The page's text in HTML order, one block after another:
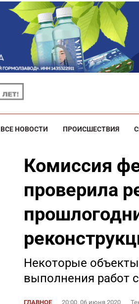
ВСЕ НОВОСТИ ПРОИСШЕСТВИЯ
Комиссия
проверила
Некоторые
выполнения работ
ГЛАВНОЕ 20:00, 06 июня 2020